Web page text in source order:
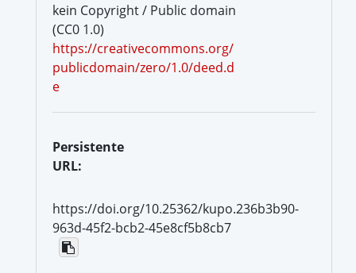
kein Copyright / Public domain
(CC0 1.0)
https://creativecommons.org/
publicdomain/zero/1.0/deed.d
e
Persistente
URL:
https://doi.org/10.25362/kupo.236b3b90-
963d-45f2-bcb2-45e8cf5b8cb7